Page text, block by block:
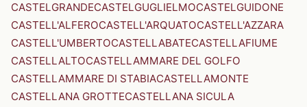
CASTELGRANDECASTELGUGLIELMOCASTELGUIDONE
CASTELL'ALFEROCASTELL'ARQUATOCASTELL'AZZARA
CASTELL'UMBERTOCASTELLABATECASTELLAFIUME
CASTELLALTOCASTELLAMMARE DEL GOLFO
CASTELLAMMARE DI STABIACASTELLAMONTE
CASTELLANA GROTTECASTELLANA SICULA